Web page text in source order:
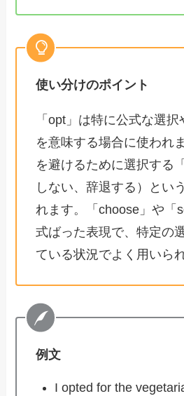
使い分けのポイント
「opt」は特に公式な選
を意味する場合に使われ
を避けるために選択する
しない、辞退する）とい
れます。「choose」や「
式ばった表現で、特定の
ている状況でよく用いら
例文
I opted for the